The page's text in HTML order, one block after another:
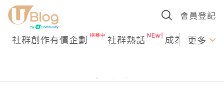
會員登記
社群創作有價企劃 社群熱話 成為U更多